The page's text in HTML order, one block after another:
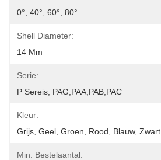
0°, 40°, 60°, 80°
Shell Diameter:
14 Mm
Serie:
P Sereis, PAG,PAA,PAB,PAC
Kleur:
Grijs, Geel, Groen, Rood, Blauw, Zwart
Min. Bestelaantal: